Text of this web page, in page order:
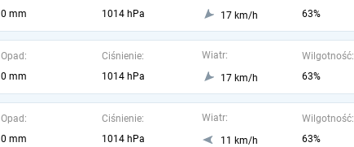
0 mm
1014 hPa
17 km/h
63%
Opad:
0 mm
Ciśnienie:
1014 hPa
Wiatr:
17 km/h
Wilgotność:
63%
Opad:
0 mm
Ciśnienie:
1014 hPa
Wiatr:
11 km/h
Wilgotność:
63%